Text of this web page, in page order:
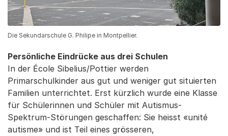
Die Sekundarschule G. Philipe in Montpellier.
Persönliche Eindrücke aus drei Schulen
In der École Sibelius/Pottier werden
Primarschulkinder aus gut und weniger gut situierten
Familien unterrichtet. Erst kürzlich wurde eine Klasse
für Schülerinnen und Schüler mit Autismus-
Spektrum-Störungen geschaffen: Sie heisst «unité
autisme» und ist Teil eines grösseren,